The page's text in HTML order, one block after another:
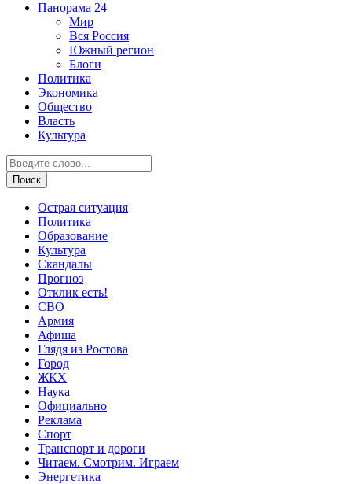
Панорама 24
Мир
Вся Россия
Южный регион
Блоги
Политика
Экономика
Общество
Власть
Культура
Острая ситуация
Политика
Образование
Культура
Скандалы
Прогноз
Отклик есть!
СВО
Армия
Афиша
Глядя из Ростова
Город
ЖКХ
Наука
Официально
Реклама
Спорт
Транспорт и дороги
Читаем. Смотрим. Играем
Энергетика